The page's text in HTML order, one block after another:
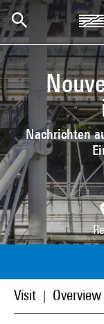
Skip to main content
Centre
Nachrichten
Visit Overview